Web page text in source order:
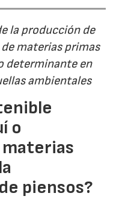
la producción de
materias primas
determinante en
ambientales
o
piensos?